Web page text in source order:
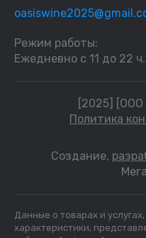
Режим работы:
Ежедневно с 11 до 22 ч.
[2025] [ООО
Политика
Создание,
Данные о товарах и
характеристики,